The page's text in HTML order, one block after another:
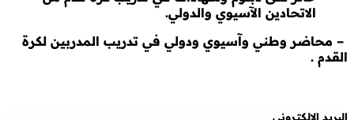
الاتحادين الآسيوي والدولي.
– محاضر وطني وآسيوي ودولي في تدريب المدربين لكرة
القدم .
البريد الالكتروني